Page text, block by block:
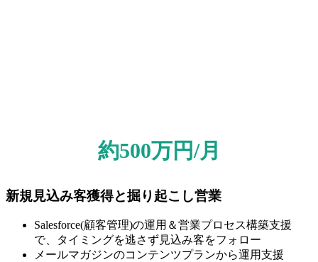
約500万円/月
新規見込み客獲得と掘り起こし営業
Salesforce(顧客管理)の運用＆営業プロセス構築支援
で、タイミングを逃さず見込み客をフォロー
メールマガジンのコンテンツプランから運用支援